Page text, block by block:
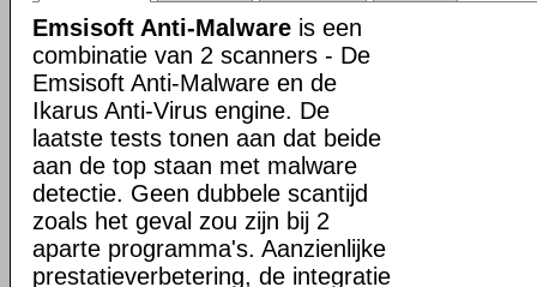
Emsisoft Anti-Malware is een
combinatie van 2 scanners - De
Emsisoft Anti-Malware en de
Ikarus Anti-Virus engine. De
laatste tests tonen aan dat beide
aan de top staan met malware
detectie. Geen dubbele scantijd
zoals het geval zou zijn bij 2
aparte programma's. Aanzienlijke
prestatieverbetering, de integratie